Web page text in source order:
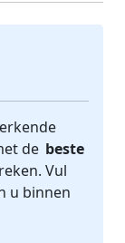
de beste
Vul
u binnen